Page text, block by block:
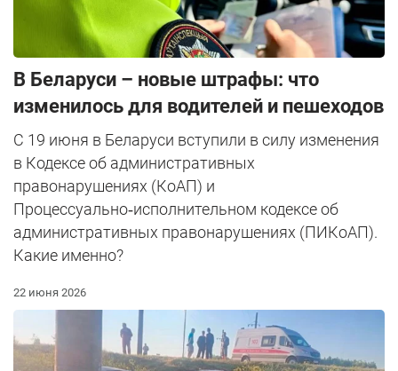
В Беларуси – новые штрафы: что
изменилось для водителей и пешеходов
С 19 июня в Беларуси вступили в силу изменения
в Кодексе об административных
правонарушениях (КоАП) и
Процессуально‑исполнительном кодексе об
административных правонарушениях (ПИКоАП).
Какие именно?
22 июня 2026